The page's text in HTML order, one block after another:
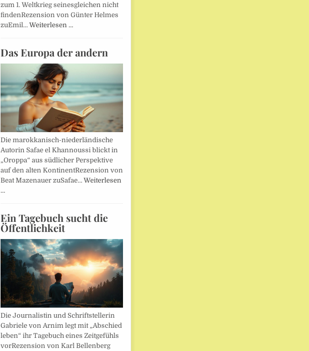
zum 1. Weltkrieg seinesgleichen nicht
findenRezension von Günter Helmes
zuEmil… Weiterlesen …
Das Europa der andern
Die marokkanisch-niederländische
Autorin Safae el Khannoussi blickt in
„Oroppa“ aus südlicher Perspektive
auf den alten KontinentRezension von
Beat Mazenauer zuSafae… Weiterlesen
…
Ein Tagebuch sucht die
Öffentlichkeit
Die Journalistin und Schriftstellerin
Gabriele von Arnim legt mit „Abschied
leben“ ihr Tagebuch eines Zeitgefühls
vorRezension von Karl Bellenberg